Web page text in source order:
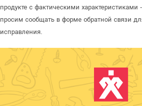
продукте с фактическими
просим сообщать в форме обратной связи
исправления.